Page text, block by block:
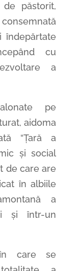
păstorit,
îndepărtate
cu
a
pe
aidoma
“Țară a
și social
de care are
în albiile
a
și într-un
în care se